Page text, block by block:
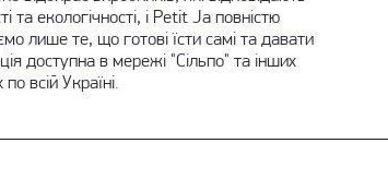
екологічності, і Petit Ja повністю
лише те, що готові їсти самі та давати
доступна в мережі "Сільпо" та інших
всій Україні.